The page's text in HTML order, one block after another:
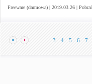
Freeware (darmowa) | 2019.03.26 |
3 4 5 6 7